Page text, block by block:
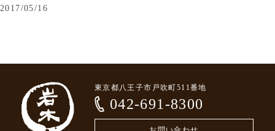
2017/05/16
東京都八王子市戸吹町511番地
042-691-8300